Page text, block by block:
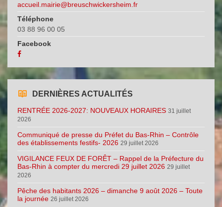
accueil.mairie@breuschwickersheim.fr
Téléphone
03 88 96 00 05
Facebook
DERNIÈRES ACTUALITÉS
RENTRÉE 2026-2027: NOUVEAUX HORAIRES 31 juillet
2026
Communiqué de presse du Préfet du Bas-Rhin – Contrôle
des établissements festifs- 2026 29 juillet 2026
VIGILANCE FEUX DE FORÊT – Rappel de la Préfecture du
Bas-Rhin à compter du mercredi 29 juillet 2026 29 juillet
2026
Pêche des habitants 2026 – dimanche 9 août 2026 – Toute
la journée 26 juillet 2026